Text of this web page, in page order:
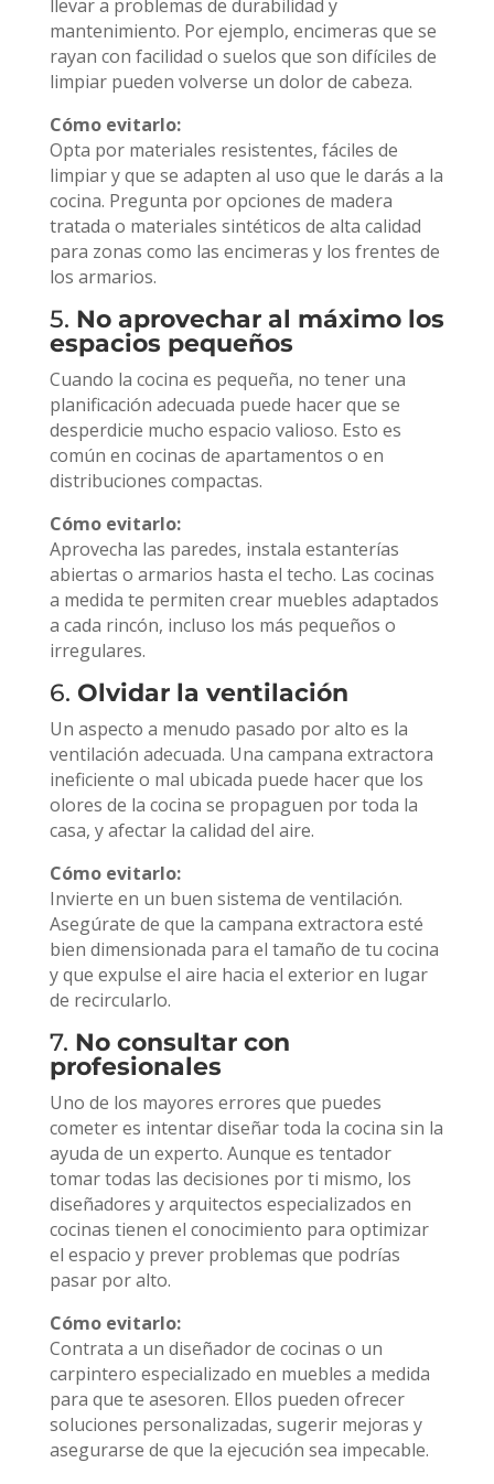
llevar a problemas de durabilidad y
mantenimiento. Por ejemplo, encimeras que se
rayan con facilidad o suelos que son difíciles de
limpiar pueden volverse un dolor de cabeza.
Cómo evitarlo:
Opta por materiales resistentes, fáciles de
limpiar y que se adapten al uso que le darás a la
cocina. Pregunta por opciones de madera
tratada o materiales sintéticos de alta calidad
para zonas como las encimeras y los frentes de
los armarios.
5. No aprovechar al máximo los
espacios pequeños
Cuando la cocina es pequeña, no tener una
planificación adecuada puede hacer que se
desperdicie mucho espacio valioso. Esto es
común en cocinas de apartamentos o en
distribuciones compactas.
Cómo evitarlo:
Aprovecha las paredes, instala estanterías
abiertas o armarios hasta el techo. Las cocinas
a medida te permiten crear muebles adaptados
a cada rincón, incluso los más pequeños o
irregulares.
6. Olvidar la ventilación
Un aspecto a menudo pasado por alto es la
ventilación adecuada. Una campana extractora
ineficiente o mal ubicada puede hacer que los
olores de la cocina se propaguen por toda la
casa, y afectar la calidad del aire.
Cómo evitarlo:
Invierte en un buen sistema de ventilación.
Asegúrate de que la campana extractora esté
bien dimensionada para el tamaño de tu cocina
y que expulse el aire hacia el exterior en lugar
de recircularlo.
7. No consultar con
profesionales
Uno de los mayores errores que puedes
cometer es intentar diseñar toda la cocina sin la
ayuda de un experto. Aunque es tentador
tomar todas las decisiones por ti mismo, los
diseñadores y arquitectos especializados en
cocinas tienen el conocimiento para optimizar
el espacio y prever problemas que podrías
pasar por alto.
Cómo evitarlo:
Contrata a un diseñador de cocinas o un
carpintero especializado en muebles a medida
para que te asesoren. Ellos pueden ofrecer
soluciones personalizadas, sugerir mejoras y
asegurarse de que la ejecución sea impecable.